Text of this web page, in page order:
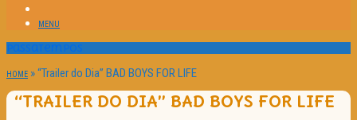
MENU
Passatempos
HOME »“Trailer do Dia” BAD BOYS FOR LIFE
“TRAILER DO DIA” BAD BOYS FOR LIFE